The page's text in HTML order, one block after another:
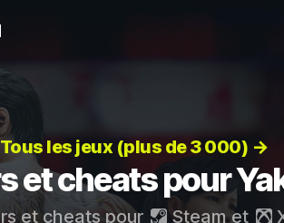
Tous les jeux (plus de 3 000) →
et cheats pour
et cheats pour Steamet